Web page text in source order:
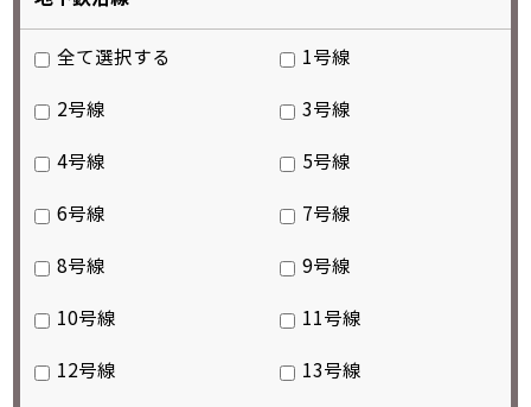
全て選択する
1号線
2号線
3号線
4号線
5号線
6号線
7号線
8号線
9号線
10号線
11号線
12号線
13号線